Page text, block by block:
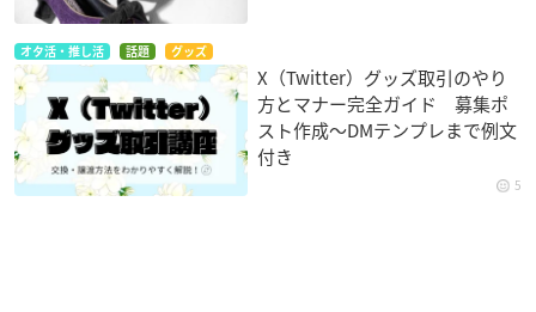
オタ活・推し活 話題 グッズ
X（Twitter）グッズ取引のやり
方とマナー完全ガイド 募集ポ
スト作成〜DMテンプレまで例文
付き
5